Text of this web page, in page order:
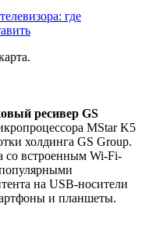
где
ресивер GS
MStar K5
холдинга GS Group.
со встроенным Wi-Fi-
на USB-носители
и планшеты.